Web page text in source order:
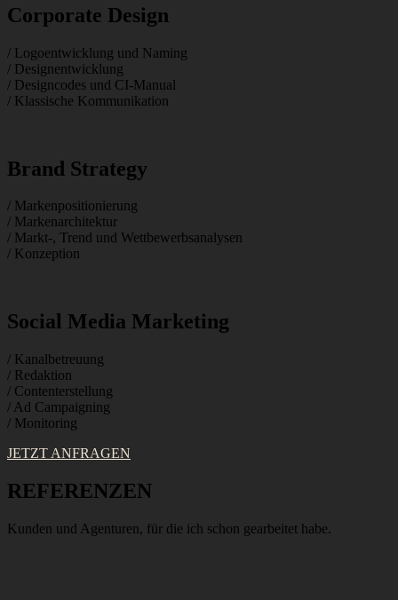
Corporate Design
/ Logoentwicklung und Naming
/ Designentwicklung
/ Designcodes und CI-Manual
/ Klassische Kommunikation
Brand Strategy
/ Markenpositionierung
/ Markenarchitektur
/ Markt-, Trend und Wettbewerbsanalysen
/ Konzeption
Social Media Marketing
/ Kanalbetreuung
/ Redaktion
/ Contenterstellung
/ Ad Campaigning
/ Monitoring
JETZT ANFRAGEN
REFERENZEN
Kunden und Agenturen, für die ich schon gearbeitet habe.